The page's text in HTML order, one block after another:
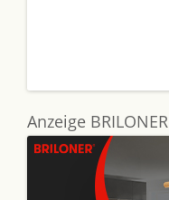
Anzeige BRILONER